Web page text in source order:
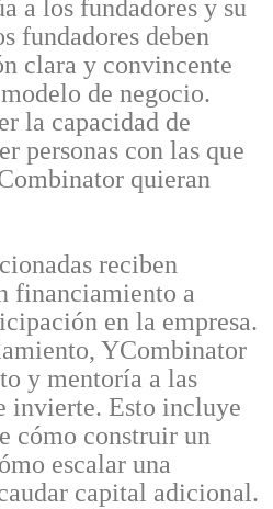
a los fundadores y su
fundadores deben
clara y convincente
de negocio.
la capacidad de
personas con las que
quieran
reciben
financiamiento a
en la empresa.
YCombinator
y mentoría a las
invierte. Esto incluye
cómo construir un
escalar una
capital adicional.